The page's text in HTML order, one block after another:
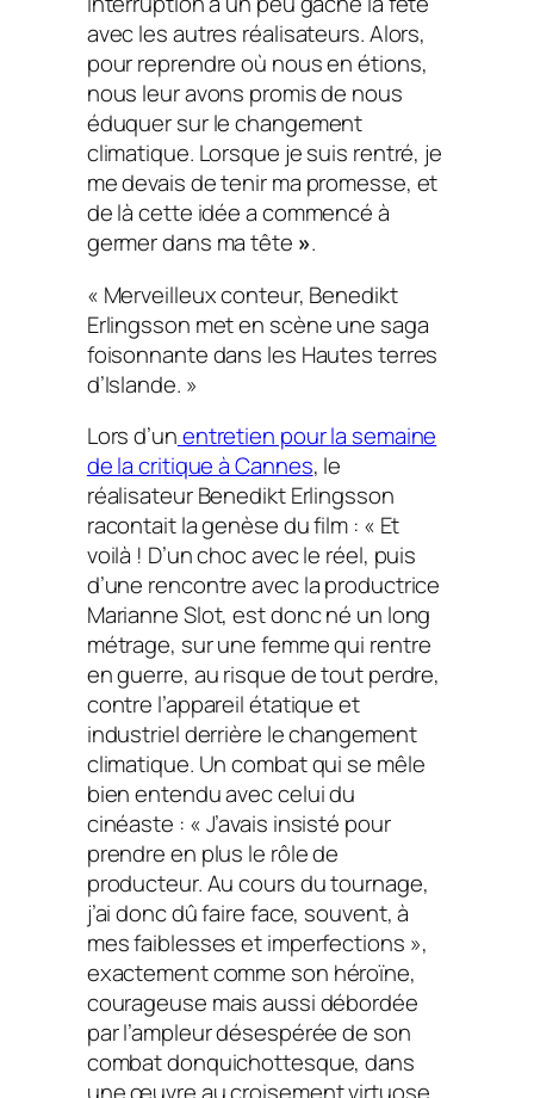
avec les autres réalisateurs. Alors,
pour reprendre où nous en étions,
nous leur avons promis de nous
éduquer sur le changement
climatique. Lorsque je suis rentré, je
me devais de tenir ma promesse, et
de là cette idée a commencé à
germer dans ma tête ».
« Merveilleux conteur, Benedikt
Erlingsson met en scène une saga
foisonnante dans les Hautes terres
d’Islande. »
Lors d’unentretien pour la semaine
de la critique à Cannes, le
réalisateur Benedikt Erlingsson
racontait la genèse du film : « Et
voilà ! D’un choc avec le réel, puis
d’une rencontre avec la productrice
Marianne Slot, est donc né un long
métrage, sur une femme qui rentre
en guerre, au risque de tout perdre,
contre l’appareil étatique et
industriel derrière le changement
climatique. Un combat qui se mêle
bien entendu avec celui du
cinéaste : «J’avais insisté pour
prendre en plus le rôle de
producteur. Au cours du tournage,
j’ai donc dû faire face, souvent, à
mes faiblesses et imperfections »,
exactement comme son héroïne,
courageuse mais aussi débordée
par l’ampleur désespérée de son
combat donquichottesque, dans